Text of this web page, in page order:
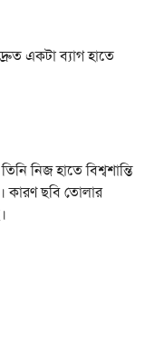
একটা ব্যাগ হাতে
নিজ হাতে বিশ্বশান্তি
কারণ ছবি তোলার